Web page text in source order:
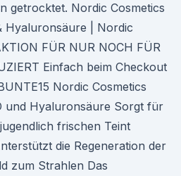
getrocktet. Nordic Cosmetics
Hyaluronsäure | Nordic
FÜR NUR NOCH FÜR
Einfach beim Checkout
Nordic Cosmetics
und Hyaluronsäure Sorgt für
frischen Teint
die Regeneration der
zum Strahlen Das